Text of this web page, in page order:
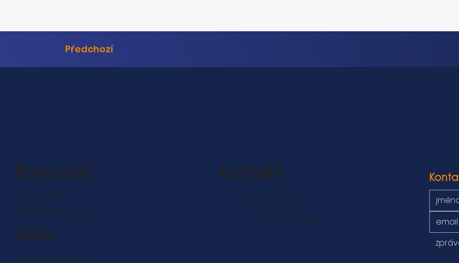
Předchozí
Kontakt
info@servio.cz
+420 723 939 930
Kancelář
Trnitá 500/9
60200 Brno-Trnitá
Sídlo:
Placzkova 544/9